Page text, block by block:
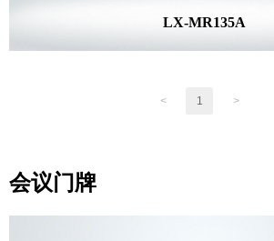
会议门牌
LX-MR135A
< 1 >